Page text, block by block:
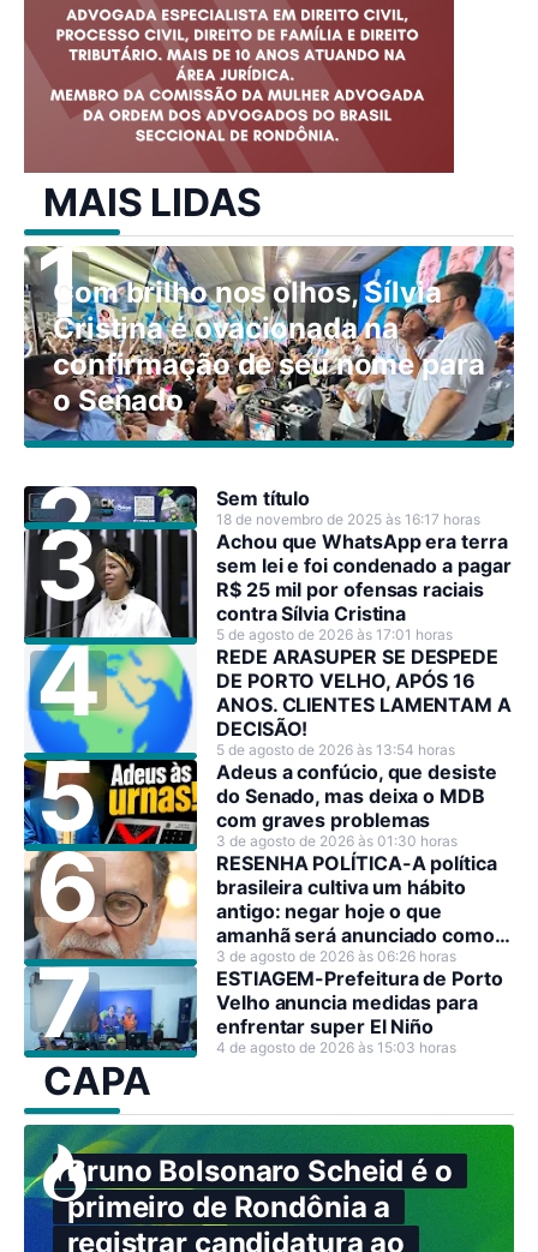
MAIS LIDAS
Com brilho nos olhos, Sílvia
Cristina é ovacionada na
confirmação de seu nome para
o Senado
Sem título
18 de novembro de 2025 às 16:17 horas
Achou que WhatsApp era terra
sem lei e foi condenado a pagar
R$ 25 mil por ofensas raciais
contra Sílvia Cristina
5 de agosto de 2026 às 17:01 horas
REDE ARASUPER SE DESPEDE
DE PORTO VELHO, APÓS 16
ANOS. CLIENTES LAMENTAM A
DECISÃO!
5 de agosto de 2026 às 13:54 horas
Adeus a confúcio, que desiste
do Senado, mas deixa o MDB
com graves problemas
3 de agosto de 2026 às 01:30 horas
RESENHA POLÍTICA-A política
brasileira cultiva um hábito
antigo: negar hoje o que
amanhã será anunciado como
decisão estratégica.
3 de agosto de 2026 às 06:26 horas
ESTIAGEM-Prefeitura de Porto
Velho anuncia medidas para
enfrentar super El Niño
4 de agosto de 2026 às 15:03 horas
CAPA
Bruno Bolsonaro Scheid é o
primeiro de Rondônia a
registrar candidatura ao